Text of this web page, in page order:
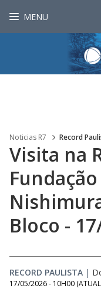
MENU
Noticias R7 Record
Visita na
Bloco -
RECORD PAULISTA |
17/05/2026 - 10H00